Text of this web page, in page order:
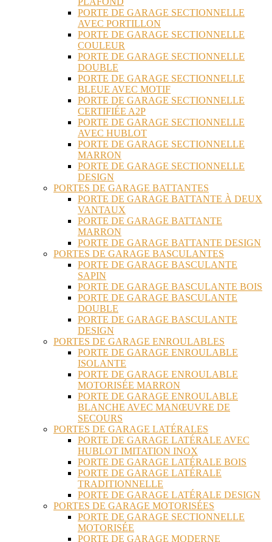
PORTE DE GARAGE SECTIONNELLE
AVEC PORTILLON
PORTE DE GARAGE SECTIONNELLE
COULEUR
PORTE DE GARAGE SECTIONNELLE
DOUBLE
PORTE DE GARAGE SECTIONNELLE
BLEUE AVEC MOTIF
PORTE DE GARAGE SECTIONNELLE
CERTIFIÉE A2P
PORTE DE GARAGE SECTIONNELLE
AVEC HUBLOT
PORTE DE GARAGE SECTIONNELLE
MARRON
PORTE DE GARAGE SECTIONNELLE
DESIGN
PORTES DE GARAGE BATTANTES
PORTE DE GARAGE BATTANTE À DEUX
VANTAUX
PORTE DE GARAGE BATTANTE
MARRON
PORTE DE GARAGE BATTANTE DESIGN
PORTES DE GARAGE BASCULANTES
PORTE DE GARAGE BASCULANTE
SAPIN
PORTE DE GARAGE BASCULANTE BOIS
PORTE DE GARAGE BASCULANTE
DOUBLE
PORTE DE GARAGE BASCULANTE
DESIGN
PORTES DE GARAGE ENROULABLES
PORTE DE GARAGE ENROULABLE
ISOLANTE
PORTE DE GARAGE ENROULABLE
MOTORISÉE MARRON
PORTE DE GARAGE ENROULABLE
BLANCHE AVEC MANŒUVRE DE
SECOURS
PORTES DE GARAGE LATÉRALES
PORTE DE GARAGE LATÉRALE AVEC
HUBLOT IMITATION INOX
PORTE DE GARAGE LATÉRALE BOIS
PORTE DE GARAGE LATÉRALE
TRADITIONNELLE
PORTE DE GARAGE LATÉRALE DESIGN
PORTES DE GARAGE MOTORISÉES
PORTE DE GARAGE SECTIONNELLE
MOTORISÉE
PORTE DE GARAGE MODERNE